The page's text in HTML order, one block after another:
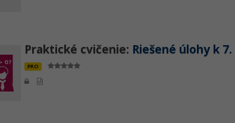
Praktické cvičenie: Riešené úlohy k
PRO